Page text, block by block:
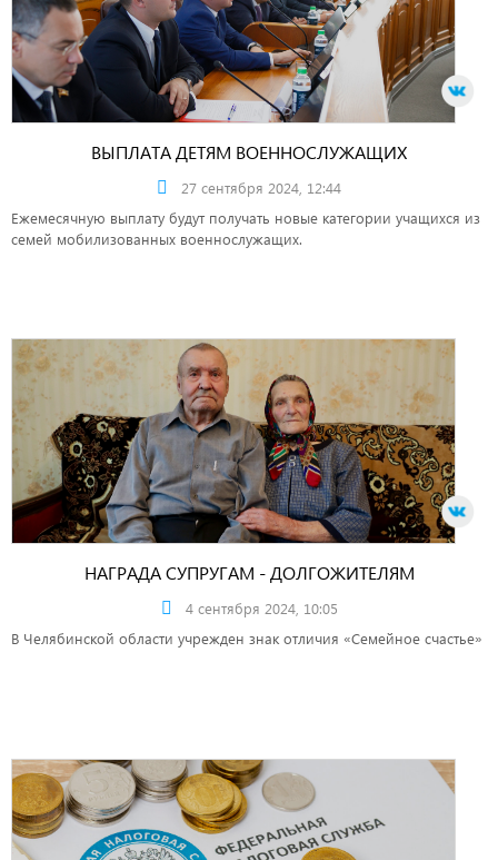
ВЫПЛАТА ДЕТЯМ ВОЕННОСЛУЖАЩИХ
27 сентября 2024, 12:44
Ежемесячную выплату будут получать новые категории учащихся из
семей мобилизованных военнослужащих.
НАГРАДА СУПРУГАМ - ДОЛГОЖИТЕЛЯМ
4 сентября 2024, 10:05
В Челябинской области учрежден знак отличия «Семейное счастье»